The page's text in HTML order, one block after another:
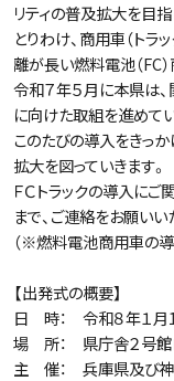
リティの普及拡大を目指
とりわけ、商用車（トラ
離が長い燃料電池（FC
令和７年５月に本県は
に向けた取組を進めて
このたびの導入をきっ
拡大を図っていきます。
ＦＣトラックの導入に
まで、ご連絡をお願いい
（※燃料電池商用車の
【出発式の概要】
日 時： 令和８年１月
場 所： 県庁舎２号館
主 催： 兵庫県及び